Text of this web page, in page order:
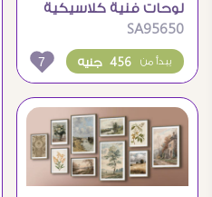
لوحات فنية كلاسيكية
لأزهار وأواني أنيقة
SA95650
456 جنيه يبدأ من 7